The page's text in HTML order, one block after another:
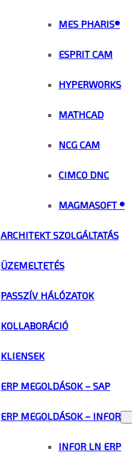
MES PHARIS®
ESPRIT CAM
HYPERWORKS
MATHCAD
NCG CAM
CIMCO DNC
MAGMASOFT ®
ARCHITEKT SZOLGÁLTATÁS
ÜZEMELTETÉS
PASSZÍV HÁLÓZATOK
KOLLABORÁCIÓ
KLIENSEK
ERP MEGOLDÁSOK – SAP
ERP MEGOLDÁSOK – INFOR
INFOR LN ERP